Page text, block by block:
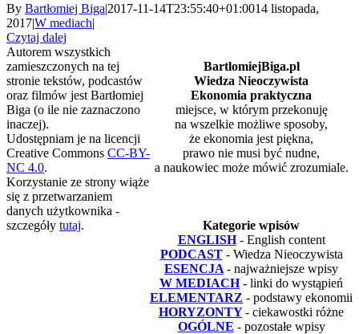
By Bartłomiej Biga|2017-11-14T23:55:40+01:0014 listopada,
2017|W mediach|
Czytaj dalej
BartlomiejBiga.pl
Wiedza Nieoczywista
Ekonomia praktyczna
miejsce, w którym przekonuję
na wszelkie możliwe sposoby,
że ekonomia jest piękna,
prawo nie musi być nudne,
a naukowiec może mówić zrozumiale.
Kategorie wpisów
ENGLISH - English content
PODCAST - Wiedza Nieoczywista
ESENCJA - najważniejsze wpisy
W MEDIACH - linki do wystąpień
ELEMENTARZ - podstawy ekonomii
HORYZONTY - ciekawostki różne
OGÓLNE - pozostałe wpisy
Autorem wszystkich
zamieszczonych na tej
stronie tekstów, podcastów
oraz filmów jest Bartłomiej
Biga (o ile nie zaznaczono
inaczej).
Udostępniam je na licencji
Creative Commons CC-BY-
NC 4.0.
Korzystanie ze strony wiąże
się z przetwarzaniem
danych użytkownika -
szczegóły tutaj.